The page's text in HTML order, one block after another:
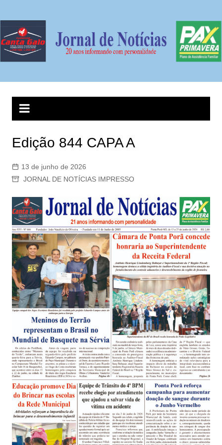
conteúdo
Edição 844 CAPA A
13 de junho de 2026
JORNAL DE NOTÍCIAS IMPRESSO